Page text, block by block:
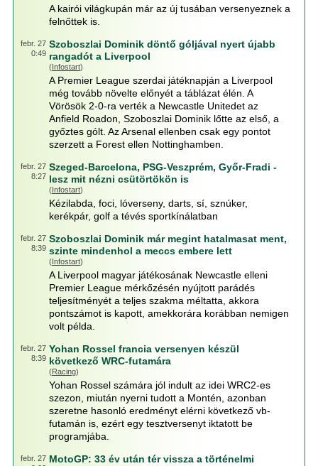
A kairói világkupán már az új tusában versenyeznek a
felnőttek is.
febr. 27
0:49
Szoboszlai Dominik döntő góljával nyert újabb
rangadót a Liverpool
(Infostart)
A Premier League szerdai játéknapján a Liverpool
még tovább növelte előnyét a táblázat élén. A
Vörösök 2-0-ra verték a Newcastle Unitedet az
Anfield Roadon, Szoboszlai Dominik lőtte az első, a
győztes gólt. Az Arsenal ellenben csak egy pontot
szerzett a Forest ellen Nottinghamben.
febr. 27
8:27
Szeged-Barcelona, PSG-Veszprém, Győr-Fradi -
lesz mit nézni csütörtökön is
(Infostart)
Kézilabda, foci, lóverseny, darts, sí, sznúker,
kerékpár, golf a tévés sportkínálatban
febr. 27
8:39
Szoboszlai Dominik már megint hatalmasat ment,
szinte mindenhol a meccs embere lett
(Infostart)
A Liverpool magyar játékosának Newcastle elleni
Premier League mérkőzésén nyújtott parádés
teljesítményét a teljes szakma méltatta, akkora
pontszámot is kapott, amekkorára korábban nemigen
volt példa.
febr. 27
8:39
Yohan Rossel francia versenyen készül
következő WRC-futamára
(Racing)
Yohan Rossel számára jól indult az idei WRC2-es
szezon, miután nyerni tudott a Montén, azonban
szeretne hasonló eredményt elérni következő vb-
futamán is, ezért egy tesztversenyt iktatott be
programjába.
febr. 27 MotoGP: 33 év után tér vissza a történelmi